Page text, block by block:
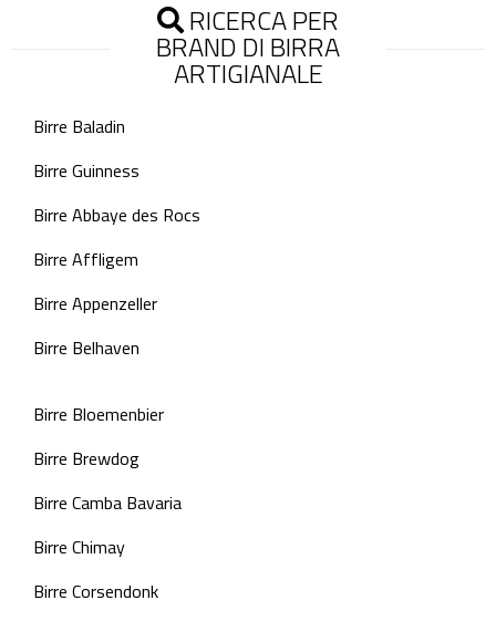
RICERCA PER
BRAND DI BIRRA
ARTIGIANALE
Birre Baladin
Birre Guinness
Birre Abbaye des Rocs
Birre Affligem
Birre Appenzeller
Birre Belhaven
Birre Bloemenbier
Birre Brewdog
Birre Camba Bavaria
Birre Chimay
Birre Corsendonk